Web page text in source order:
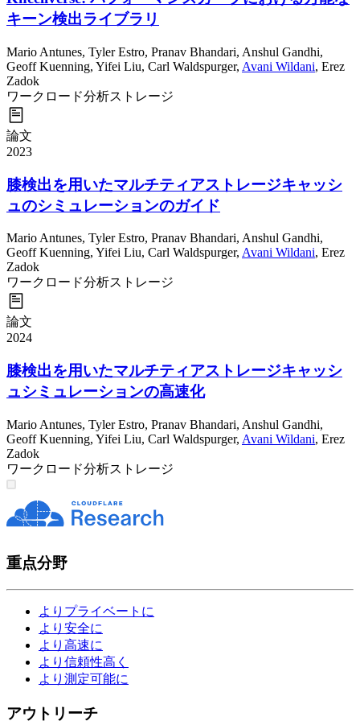
キーン検出ライブラリ
Mario Antunes, Tyler Estro, Pranav Bhandari, Anshul Gandhi,
Geoff Kuenning, Yifei Liu, Carl Waldspurger, Avani Wildani, Erez
Zadok
ワークロード分析ストレージ
論文
2023
膝検出を用いたマルチティアストレージキャッシ
ュのシミュレーションのガイド
Mario Antunes, Tyler Estro, Pranav Bhandari, Anshul Gandhi,
Geoff Kuenning, Yifei Liu, Carl Waldspurger, Avani Wildani, Erez
Zadok
ワークロード分析ストレージ
論文
2024
膝検出を用いたマルチティアストレージキャッシ
ュシミュレーションの高速化
Mario Antunes, Tyler Estro, Pranav Bhandari, Anshul Gandhi,
Geoff Kuenning, Yifei Liu, Carl Waldspurger, Avani Wildani, Erez
Zadok
ワークロード分析ストレージ
重点分野
よりプライベートに
より安全に
より高速に
より信頼性高く
より測定可能に
アウトリーチ